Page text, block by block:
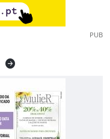
PUB